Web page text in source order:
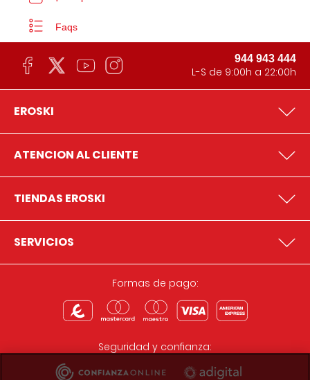
Faqs
944 943 444
L-S de 9:00h a 22:00h
EROSKI
ATENCION AL CLIENTE
TIENDAS EROSKI
SERVICIOS
Formas de pago:
Seguridad y confianza: